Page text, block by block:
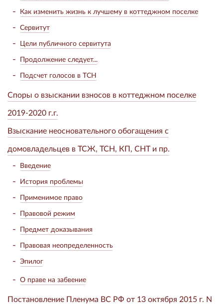
Как изменить жизнь к лучшему в коттеджном поселке
Сервитут
Цели публичного сервитута
Продолжение следует...
Подсчет голосов в ТСН
Споры о взыскании взносов в коттеджном поселке
2019-2020 г.г.
Взыскание неосновательного обогащения с
домовладельцев в ТСЖ, ТСН, КП, СНТ и пр.
Введение
История проблемы
Применимое право
Правовой режим
Предмет доказывания
Правовая неопределенность
Эпилог
О праве на забвение
Постановление Пленума ВС РФ от 13 октября 2015 г. N